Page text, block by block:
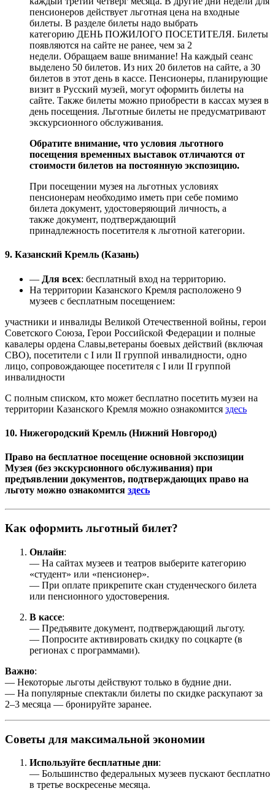
пенсионеров действует льготная цена на входные
билеты. В разделе билеты надо выбрать
категорию ДЕНЬ ПОЖИЛОГО ПОСЕТИТЕЛЯ. Билеты
появляются на сайте не ранее, чем за 2
недели. Обращаем ваше внимание! На каждый сеанс
выделено 50 билетов. Из них 20 билетов на сайте, а 30
билетов в этот день в кассе. Пенсионеры, планирующие
визит в Русский музей, могут оформить билеты на
сайте. Также билеты можно приобрести в кассах музея в
день посещения. Льготные билеты не предусматривают
экскурсионного обслуживания.
Обратите внимание, что условия льготного
посещения временных выставок отличаются от
стоимости билетов на постоянную экспозицию.
При посещении музея на льготных условиях
пенсионерам необходимо иметь при себе помимо
билета документ, удостоверяющий личность, а
также документ, подтверждающий
принадлежность посетителя к льготной категории.
9. Казанский Кремль (Казань)
— Для всех: бесплатный вход на территорию.
На территории Казанского Кремля расположено 9
музеев с бесплатным посещением:
участники и инвалиды Великой Отечественной войны, герои
Советского Союза, Герои Российской Федерации и полные
кавалеры ордена Славы,ветераны боевых действий (включая
СВО), посетители с I или II группой инвалидности, одно
лицо, сопровождающее посетителя с I или II группой
инвалидности
С полным списком, кто может бесплатно посетить музеи на
территории Казанского Кремля можно ознакомится здесь
10. Нижегородский Кремль (Нижний Новгород)
Право на бесплатное посещение основной экспозиции
Музея (без экскурсионного обслуживания) при
предъявлении документов, подтверждающих право на
льготу можно ознакомится здесь
Как оформить льготный билет?
Онлайн:
— На сайтах музеев и театров выберите категорию
«студент» или «пенсионер».
— При оплате прикрепите скан студенческого билета
или пенсионного удостоверения.
В кассе:
— Предъявите документ, подтверждающий льготу.
— Попросите активировать скидку по соцкарте (в
регионах с программами).
Важно:
— Некоторые льготы действуют только в будние дни.
— На популярные спектакли билеты по скидке раскупают за
2–3 месяца — бронируйте заранее.
Советы для максимальной экономии
Используйте бесплатные дни:
— Большинство федеральных музеев пускают бесплатно
в третье воскресенье месяца.